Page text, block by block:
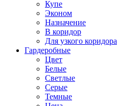
Купе
Эконом
Назначение
В коридор
Для узкого коридора
Гардеробные
Цвет
Белые
Светлые
Серые
Темные